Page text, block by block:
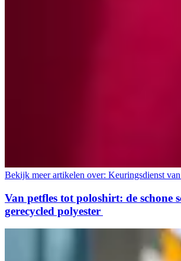
Bekijk meer artikelen over: Keuringsdienst
Van petfles tot poloshirt: de schone
gerecycled polyester